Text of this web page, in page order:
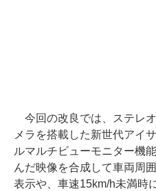
今回の改良では、ステレ
メラを搭載した新世代アイ
ルマルチビューモニター機
んだ映像を合成して車両周
表示や、車速15km/h未満時